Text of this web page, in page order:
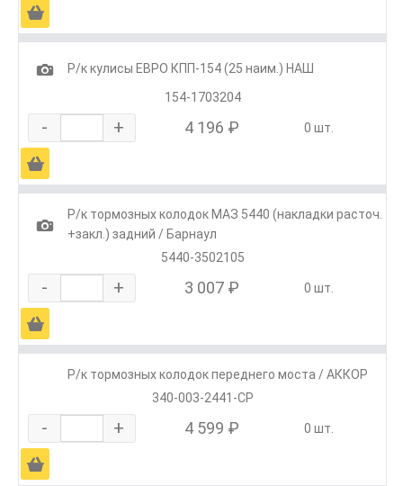
Ä
1
Р/к кулисы ЕВРО КПП-154 (25 наим.) НАШ
154-1703204
- + 4 196 ₽ 0 шт.
Ä
1
Р/к тормозных колодок МАЗ 5440 (накладки расточ.
+закл.) задний / Барнаул
5440-3502105
- + 3 007 ₽ 0 шт.
Ä
Р/к тормозных колодок переднего моста / АККОР
340-003-2441-СР
- + 4 599 ₽ 0 шт.
Ä